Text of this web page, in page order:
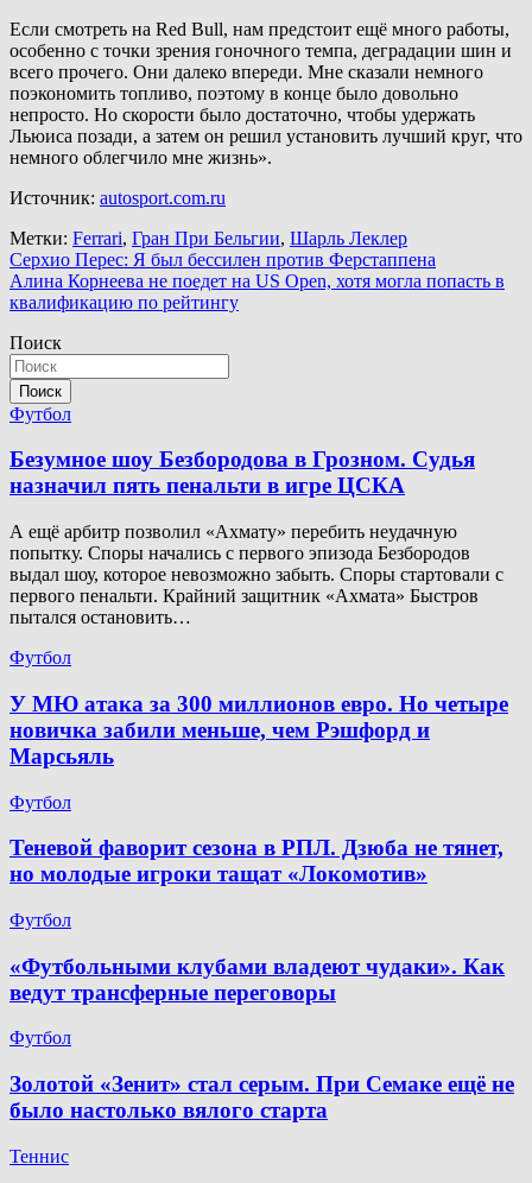
Если смотреть на Red Bull, нам предстоит ещё много работы,
особенно с точки зрения гоночного темпа, деградации шин и
всего прочего. Они далеко впереди. Мне сказали немного
поэкономить топливо, поэтому в конце было довольно
непросто. Но скорости было достаточно, чтобы удержать
Льюиса позади, а затем он решил установить лучший круг, что
немного облегчило мне жизнь».
Источник: autosport.com.ru
Метки: Ferrari, Гран При Бельгии, Шарль Леклер
Навигация
по
Серхио Перес: Я был бессилен против Ферстаппена
Алина Корнеева не поедет на US Open, хотя могла попасть в
квалификацию по рейтингу
Поиск
Поиск
Футбол
Безумное шоу Безбородова в Грозном. Судья
назначил пять пенальти в игре ЦСКА
А ещё арбитр позволил «Ахмату» перебить неудачную
попытку. Споры начались с первого эпизода Безбородов
выдал шоу, которое невозможно забыть. Споры стартовали с
первого пенальти. Крайний защитник «Ахмата» Быстров
пытался остановить…
Футбол
У МЮ атака за 300 миллионов евро. Но четыре
новичка забили меньше, чем Рэшфорд и
Марсьяль
Футбол
Теневой фаворит сезона в РПЛ. Дзюба не тянет,
но молодые игроки тащат «Локомотив»
Футбол
«Футбольными клубами владеют чудаки». Как
ведут трансферные переговоры
Футбол
Золотой «Зенит» стал серым. При Семаке ещё не
было настолько вялого старта
Теннис